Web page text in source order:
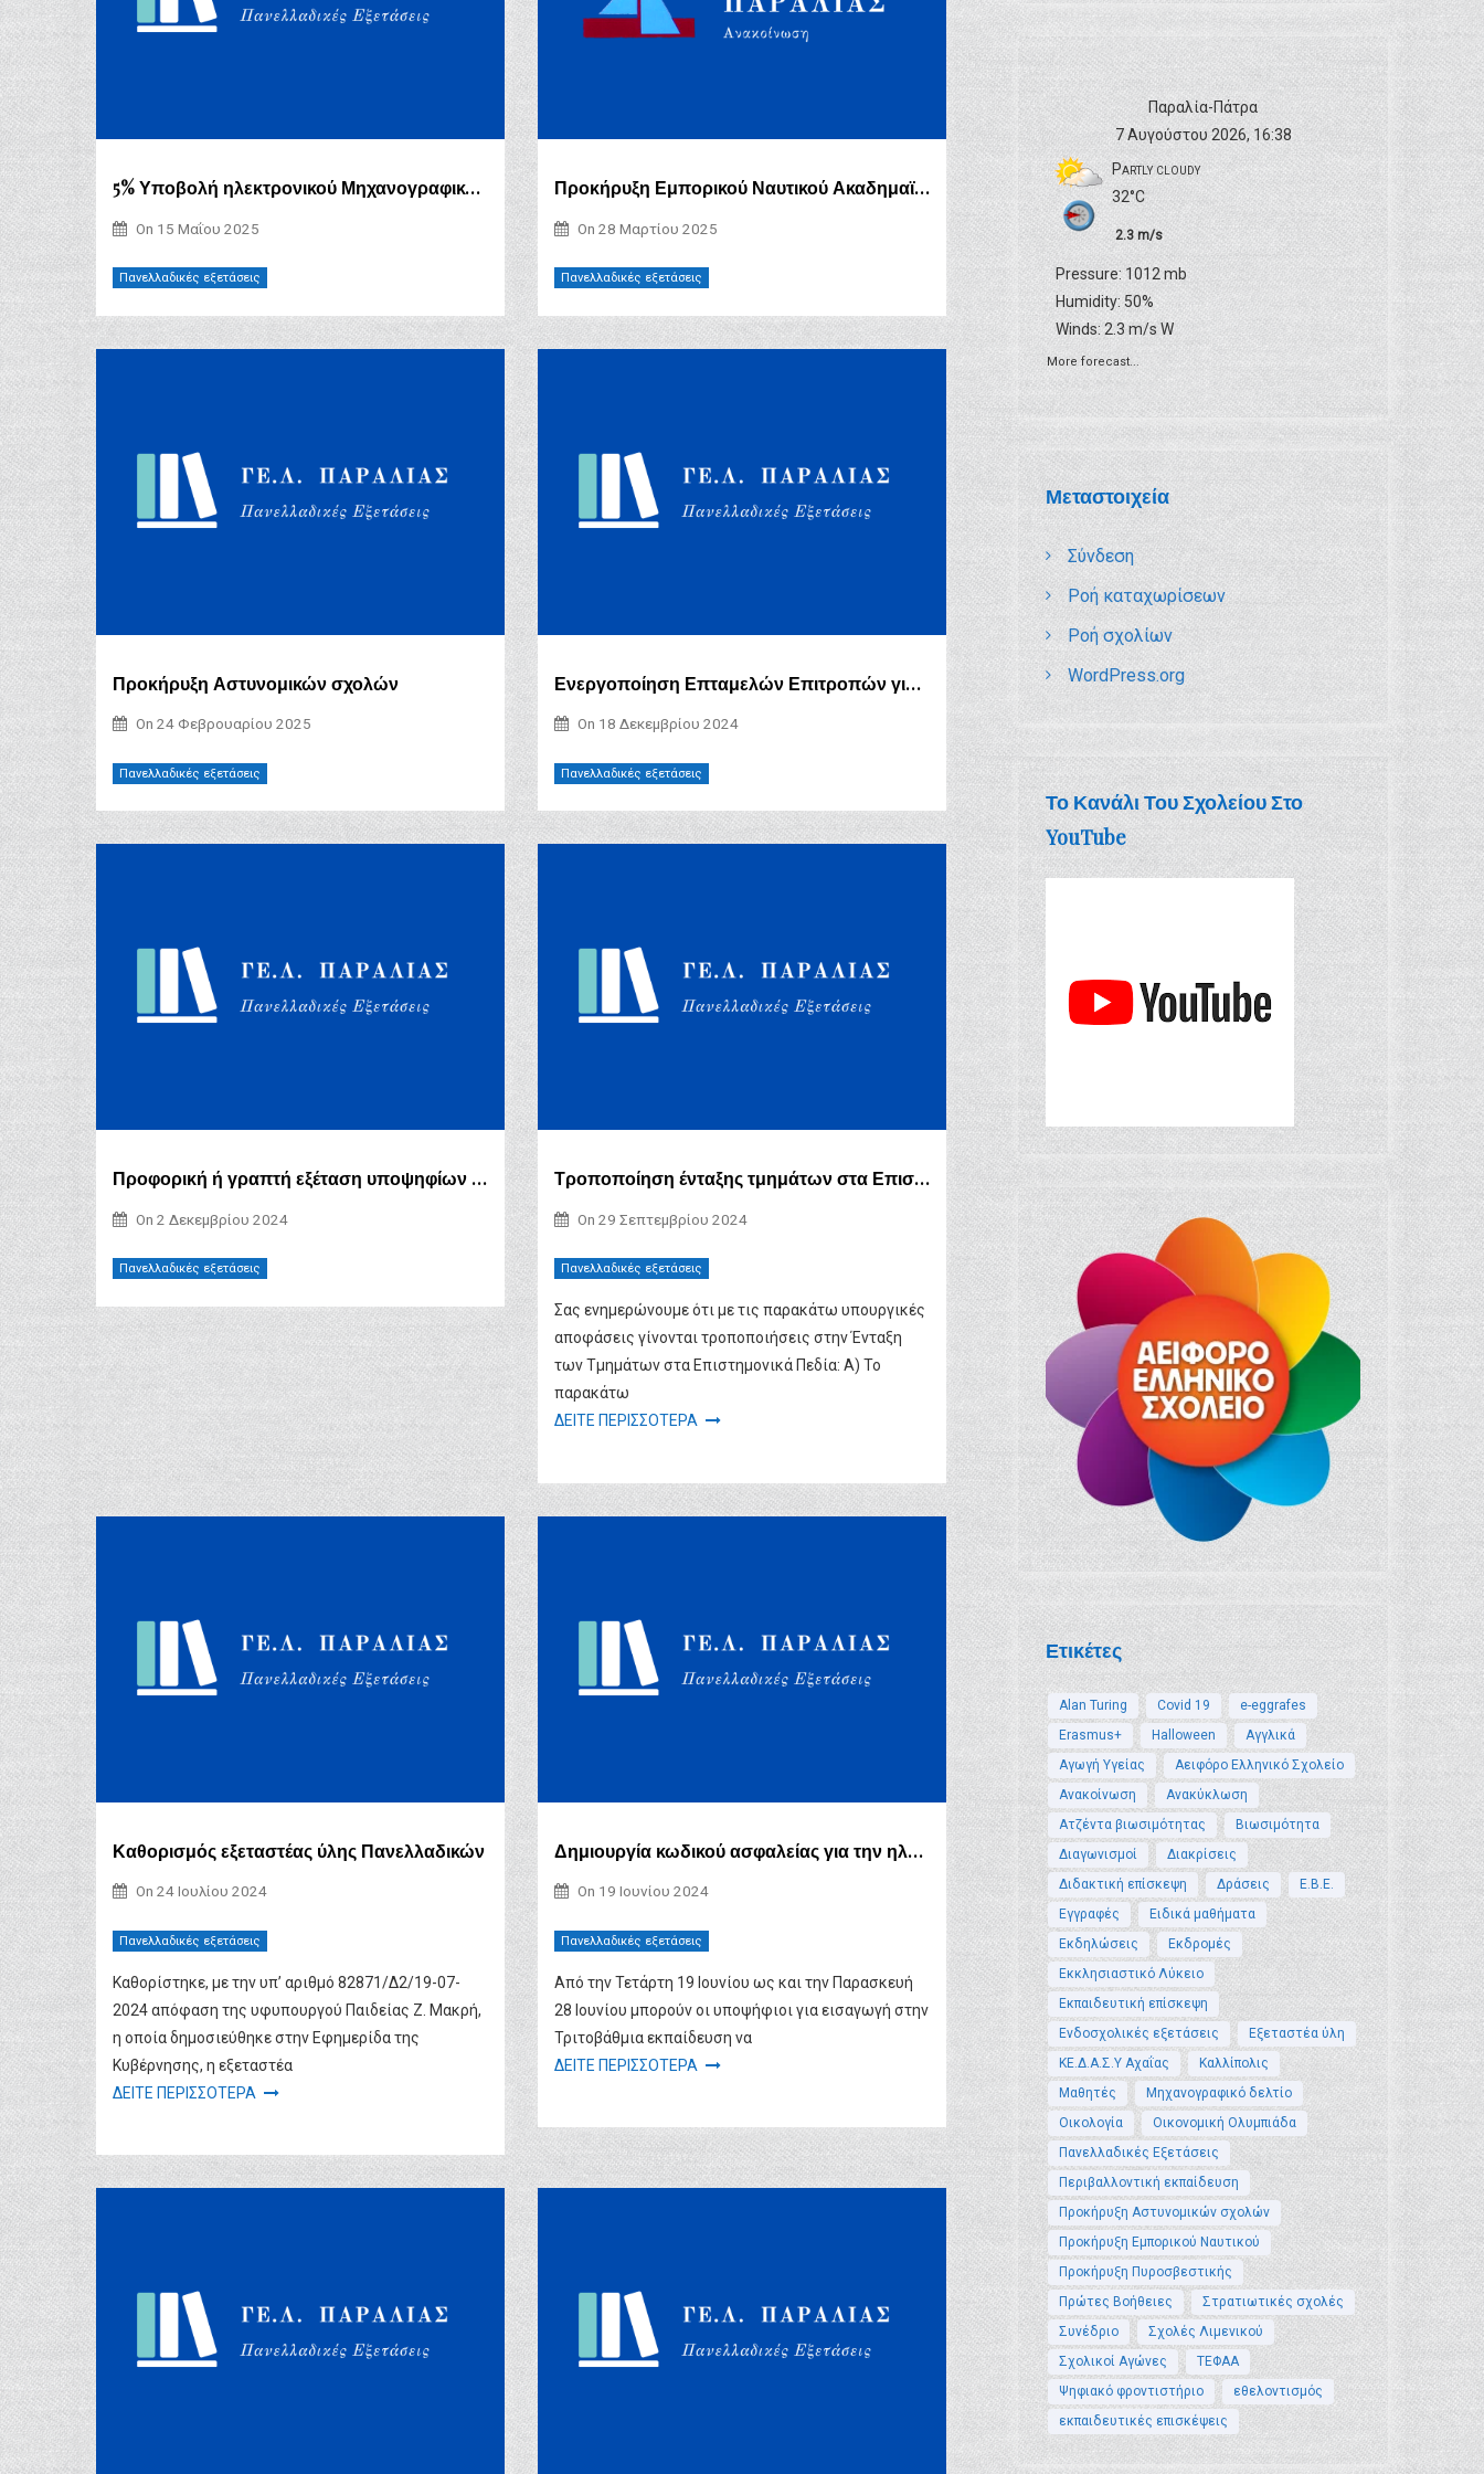
5% Υποβολή ηλεκτρονικού Μηχανογραφικού Δελτίου για την εισαγωγή στην Τριτοβάθμια Εκπαίδευση 2025
On 15 Μαΐου 2025
Πανελλαδικές εξετάσεις
Προκήρυξη Εμπορικού Ναυτικού Ακαδημαϊκού Έτους 2025-2026
On 28 Μαρτίου 2025
Πανελλαδικές εξετάσεις
Προκήρυξη Αστυνομικών σχολών
On 24 Φεβρουαρίου 2025
Πανελλαδικές εξετάσεις
Ενεργοποίηση Επταμελών Επιτροπών για έκδοση Πιστοποιητικού Διαπίστωσης Πάθησης για την Εισαγωγή στην Τριτοβάθμια Εκπαίδευση ατόμων που πάσχουν από σοβαρές παθήσεις το ακαδημαϊκό έτος 2025-2026
On 18 Δεκεμβρίου 2024
Πανελλαδικές εξετάσεις
Προφορική ή γραπτή εξέταση υποψηφίων με αναπηρία και ειδικές εκπαιδευτικές ανάγκες ή ειδικές μαθησιακές δυσκολίες
On 2 Δεκεμβρίου 2024
Πανελλαδικές εξετάσεις
Τροποποίηση ένταξης τμημάτων στα Επιστημονικά Πεδία
On 29 Σεπτεμβρίου 2024
Πανελλαδικές εξετάσεις
Σας ενημερώνουμε ότι με τις παρακάτω υπουργικές
αποφάσεις γίνονται τροποποιήσεις στην Ένταξη
των Τμημάτων στα Επιστημονικά Πεδία: Α) Το
παρακάτω
ΔΕΙΤΕ ΠΕΡΙΣΣΟΤΕΡΑ
Καθορισμός εξεταστέας ύλης Πανελλαδικών
On 24 Ιουλίου 2024
Πανελλαδικές εξετάσεις
Καθορίστηκε, με την υπ’ αριθμό 82871/Δ2/19-07-
2024 απόφαση της υφυπουργού Παιδείας Ζ. Μακρή,
η οποία δημοσιεύθηκε στην Εφημερίδα της
Κυβέρνησης, η εξεταστέα
ΔΕΙΤΕ ΠΕΡΙΣΣΟΤΕΡΑ
Δημιουργία κωδικού ασφαλείας για την ηλεκτρονική υποβολή Μηχανογραφικού Δελτίου
On 19 Ιουνίου 2024
Πανελλαδικές εξετάσεις
Από την Τετάρτη 19 Ιουνίου ως και την Παρασκευή
28 Ιουνίου μπορούν οι υποψήφιοι για εισαγωγή στην
Τριτοβάθμια εκπαίδευση να
ΔΕΙΤΕ ΠΕΡΙΣΣΟΤΕΡΑ
Παραλία-Πάτρα
7 Αυγούστου 2026, 16:38
Partly cloudy
32°C
2.3 m/s
Pressure: 1012 mb
Humidity: 50%
Winds: 2.3 m/s W
More forecast...
Μεταστοιχεία
Σύνδεση
Ροή καταχωρίσεων
Ροή σχολίων
WordPress.org
Το Κανάλι Του Σχολείου Στο
YouTube
Ετικέτες
Alan Turing Covid 19
e-eggrafes
Erasmus+
Halloween
Αγγλικά
Αγωγή Υγείας
Αειφόρο Ελληνικό Σχολείο
Ανακοίνωση
Ανακύκλωση
Ατζέντα βιωσιμότητας
Βιωσιμότητα
Διαγωνισμοί
Διακρίσεις
Διδακτική επίσκεψη
Δράσεις
Ε.Β.Ε.
Εγγραφές
Ειδικά μαθήματα
Εκδηλώσεις
Εκδρομές
Εκκλησιαστικό Λύκειο
Εκπαιδευτική επίσκεψη
Ενδοσχολικές εξετάσεις
Εξεταστέα ύλη
ΚΕ.Δ.Α.Σ.Υ Αχαΐας
Καλλίπολις
Μαθητές
Μηχανογραφικό δελτίο
Οικολογία
Οικονομική Ολυμπιάδα
Πανελλαδικές Εξετάσεις
Περιβαλλοντική εκπαίδευση
Προκήρυξη Αστυνομικών σχολών
Προκήρυξη Εμπορικού Ναυτικού
Προκήρυξη Πυροσβεστικής
Πρώτες Βοήθειες
Στρατιωτικές σχολές
Συνέδριο
Σχολές Λιμενικού
Σχολικοί Αγώνες
ΤΕΦΑΑ
Ψηφιακό φροντιστήριο
εθελοντισμός
εκπαιδευτικές επισκέψεις